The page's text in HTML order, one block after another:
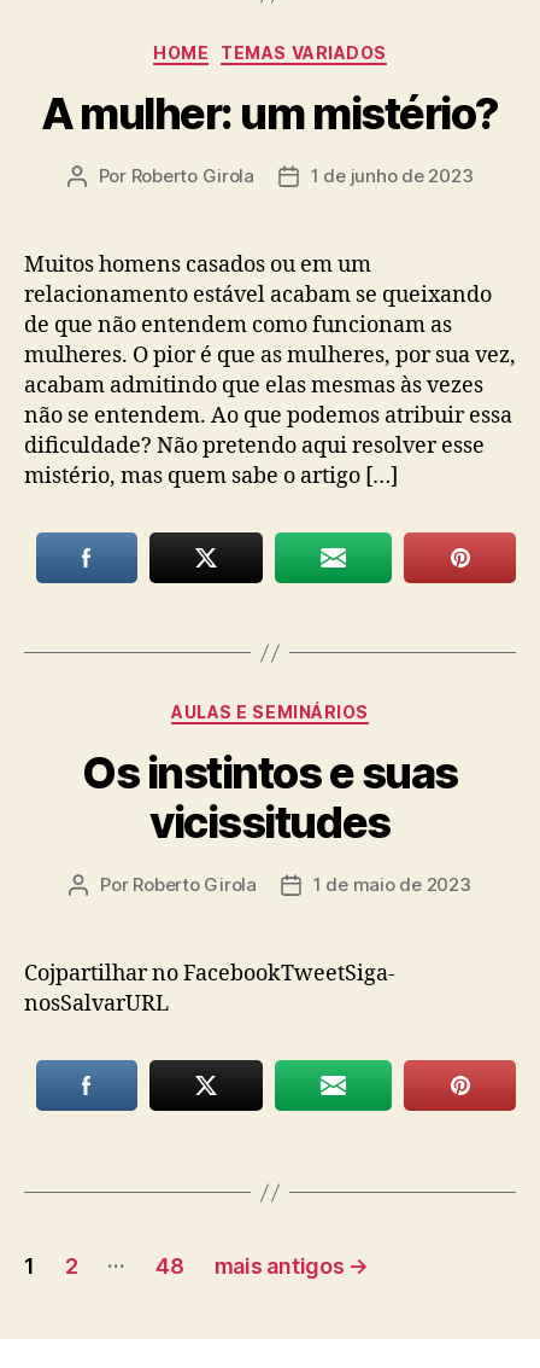
Categorias
HOME TEMAS VARIADOS
A mulher: um mistério?
Autor
Por Roberto Girola
Data1 de junho de 2023
Muitos homens casados ou em um
relacionamento estável acabam se queixando
de que não entendem como funcionam as
mulheres. O pior é que as mulheres, por sua vez,
acabam admitindo que elas mesmas às vezes
não se entendem. Ao que podemos atribuir essa
dificuldade? Não pretendo aqui resolver esse
mistério, mas quem sabe o artigo […]
Categorias
AULAS E SEMINÁRIOS
Os instintos e suas
vicissitudes
Autor
Por Roberto Girola
Data1 de maio de 2023
Cojpartilhar no FacebookTweetSiga-
nosSalvarURL
Paginação
posts
1 2 … 48 mais antigos →